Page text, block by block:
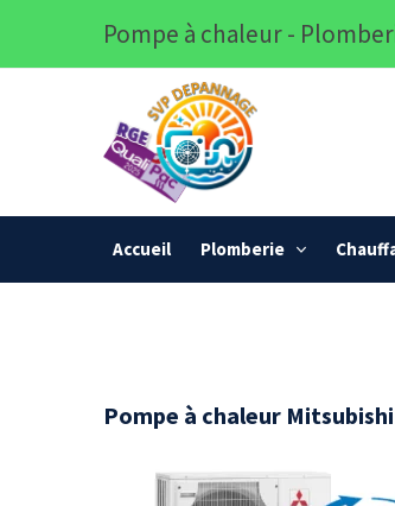
Pompe à chaleur -
Accueil Plomberie
Pompe à chaleur